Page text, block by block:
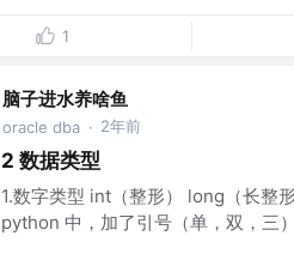
1
脑子进水养啥鱼
oracle dba · 2年前
2 数据类型
1.数字类型 int（整形） long（长整
python 中，加了引号（单，双，三